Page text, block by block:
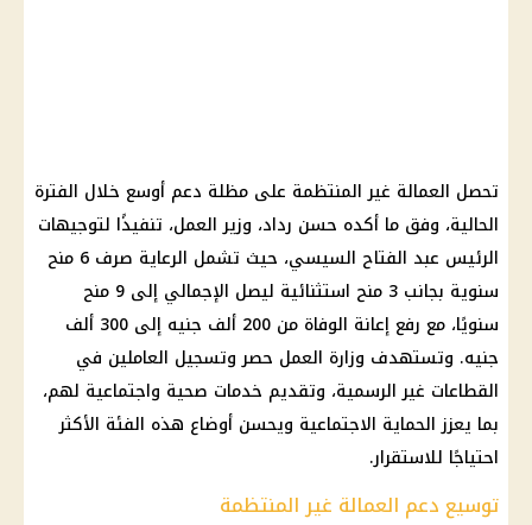
تحصل العمالة غير المنتظمة على مظلة دعم أوسع خلال الفترة
الحالية، وفق ما أكده حسن رداد، وزير العمل، تنفيذًا لتوجيهات
الرئيس عبد الفتاح السيسي
، حيث تشمل الرعاية صرف 6 منح
سنوية بجانب 3 منح استثنائية ليصل الإجمالي إلى 9 منح
سنويًا، مع رفع إعانة الوفاة من 200 ألف جنيه إلى 300 ألف
جنيه. وتستهدف وزارة العمل حصر وتسجيل العاملين في
القطاعات غير الرسمية، وتقديم خدمات صحية واجتماعية لهم،
بما يعزز الحماية الاجتماعية ويحسن أوضاع هذه الفئة الأكثر
احتياجًا للاستقرار.
توسيع دعم العمالة غير المنتظمة